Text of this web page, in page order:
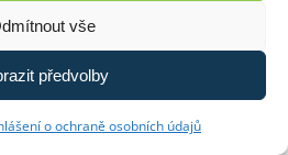
vše
předvolby
o ochraně osobních údajů
Tradiční Vánoční
✨🎄